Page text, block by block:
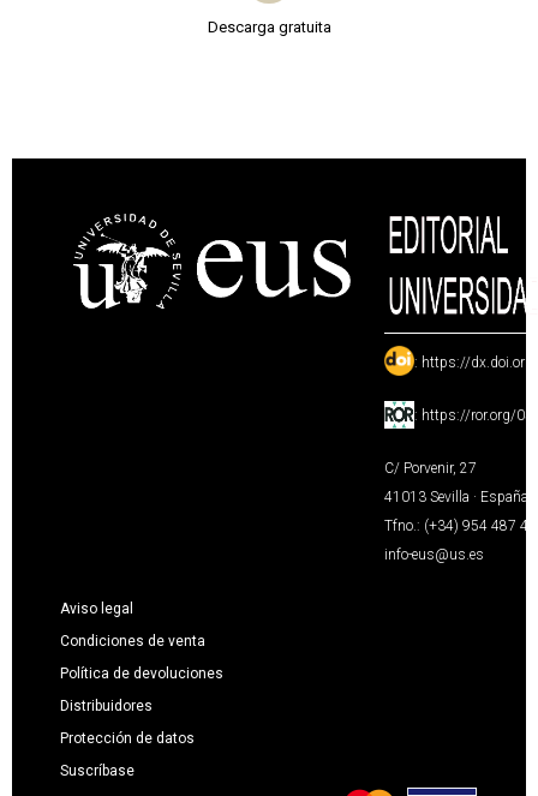
Descarga gratuita
: https://
: https://ror.org/
C/ Porvenir, 27
41013 Sevilla · España
Tfno.: (+34) 954 487
info-eus@us.es
Aviso legal
Condiciones de venta
Política de devoluciones
Distribuidores
Protección de datos
Suscríbase